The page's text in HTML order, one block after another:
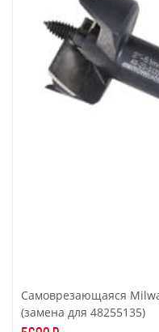
Самоврезающаяся
(замена для 48255135)